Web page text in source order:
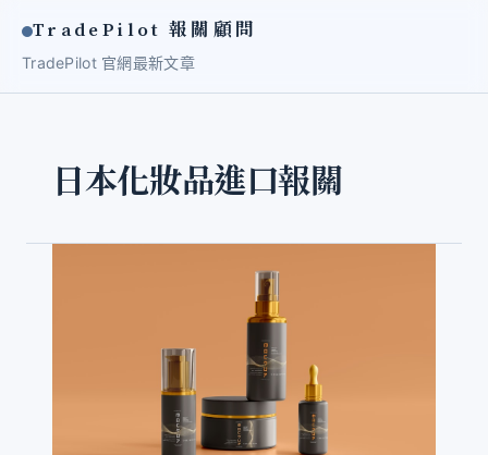
TradePilot 報關顧問
TradePilot 官網最新文章
日本化妝品進口報關